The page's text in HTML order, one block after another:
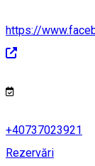
https://
+40737023921
Rezervări